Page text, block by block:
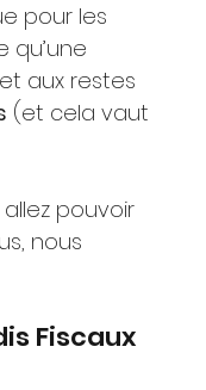
pour les
qu’une
aux restes
(et cela vaut
pouvoir
nous
Fiscaux